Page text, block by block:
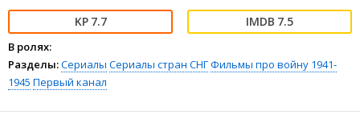
7.7 7.5
В ролях:
Разделы:Сериалы Сериалы стран СНГФильмы про войну 1941-
1945 Первый канал